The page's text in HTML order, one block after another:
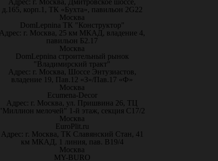
Адрес: г. Москва, Дмитровское шоссе,
д.165, корп.1, ТК «Бухта», павильон 2G22
Москва
DomLepnina ТК "Конструктор"
г. Москва, 25 км МКАД, владение 4,
павильон Б2.17
Москва
DomLepnina строительный рынок
"Владимирский тракт"
Адрес: г. Москва, Шоссе Энтузиастов,
владение 19, Пав.12 «З»/Пав.17 «Ф»
Москва
Ecumena-Decor
Адрес: г. Москва, ул. Пришвина 26, ТЦ
мелочей" 1-й этаж, секция С17/2
Москва
EuroPlit.ru
Адрес: г. Москва, ТК Славянский Стан, 41
км МКАД, 1 линия, пав. В19/4
Москва
MY-BURO